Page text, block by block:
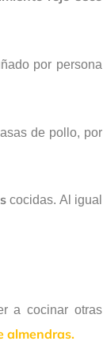
por persona
de pollo, por
cocidas. Al igual
a cocinar otras
almendras.